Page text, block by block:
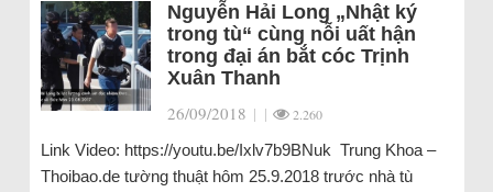
Nguyễn Hải Long „Nhật ký
trong tù“ cùng nỗi uất hận
trong đại án bắt cóc Trịnh
Xuân Thanh
26/09/2018 | | 2.260
Link Video: https://youtu.be/Ixlv7b9BNuk Trung Khoa –
Thoibao.de tường thuật hôm 25.9.2018 trước nhà tù